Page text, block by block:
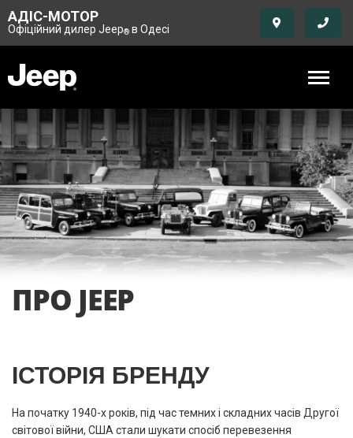
АДІС-МОТОР
Офіційний дилер Jeep® в Одесі
ПРО JEEP
ІСТОРІЯ БРЕНДУ
На початку 1940-х років, під час темних і складних часів Другої
світової війни, США стали шукати спосіб перевезення